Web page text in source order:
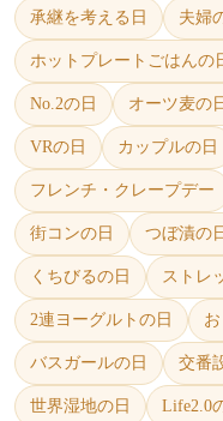
承継を考える日 夫婦
ホットプレートごはんの
No.2の日 オーツ麦の
VRの日 カップルの日
フレンチ・クレープデー
街コンの日 つぼ漬の
くちびるの日 ストレ
2連ヨーグルトの日
バスガールの日 交番
世界湿地の日 Life2.0